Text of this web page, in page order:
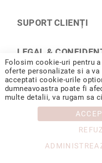
SUPORT CLIENȚI
LEGAL &
© 2026 CORIOLAN AUR
Chișinăului 35, Iași, 700178,
Com.
Folosim cookie-uri pentru
oferte personalizate si a
acceptati cookie-urile
dumneavoastra poate fi
multe detalii, va rugam sa